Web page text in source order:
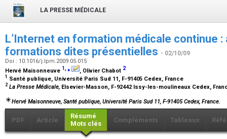
LA PRESSE MÉDICALE
L’Internet en formation médicale continue
formations dites présentielles - 02/10/09
Doi : 10.1016/j.lpm.2009.05.015
Hervé Maisonneuve 1,⁎ , Olivier Chabot 2
1 Santé publique, Université Paris Sud 11, F-91405 Cedex, France
2 La Presse Médicale, Elsevier-Masson, F-92442 Issy-les-moulineaux Cedex,
Hervé Maisonneuve, Santé publique, Université Paris Sud 11, F-91405 Cedex, France.
PDF Article
Résumé
Mots clés
Compléments Tableaux